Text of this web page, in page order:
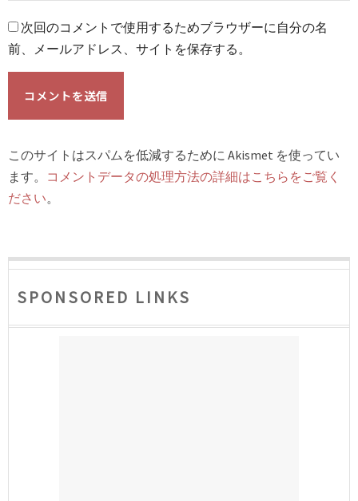
次回のコメントで使用するためブラウザーに自分の名
前、メールアドレス、サイトを保存する。
このサイトはスパムを低減するために Akismet を使ってい
ます。 コメントデータの処理方法の詳細はこちらをご覧く
ださい。
SPONSORED LINKS